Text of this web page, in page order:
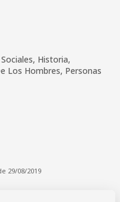
Historia,
Los Hombres, Personas
29/08/2019